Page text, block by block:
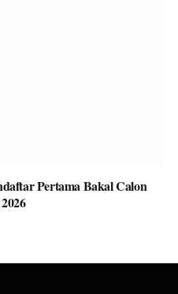
Pertama Bakal Calon